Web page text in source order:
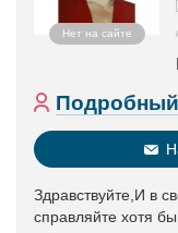
Нет на сайте
Здравствуйте,И в
справляйте хотя